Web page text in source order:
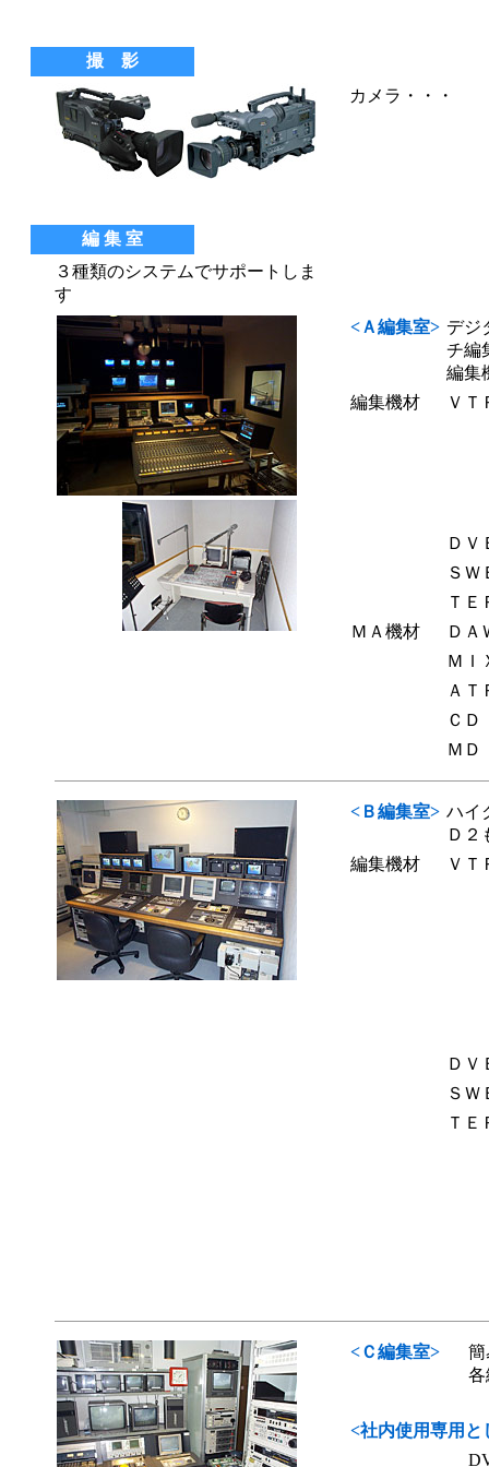
撮 影
カメラ・・・
編 集 室
３種類のシステムでサポートしま
す
<Ａ編集室> デジ
チ編
編集
編集機材
ＶＴ
ＤＶ
ＳＷ
ＴＥ
ＭＡ機材
ＤＡ
ＭＩ
ＡＴ
ＣＤ
ＭＤ
<Ｂ編集室> ハイ
Ｄ２
編集機材
ＶＴ
ＤＶ
ＳＷ
ＴＥ
<Ｃ編集室>
簡
各
<社内使用専用と